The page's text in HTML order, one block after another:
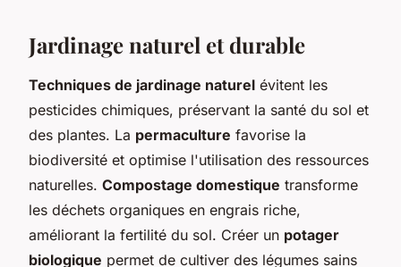
Jardinage naturel et durable
Techniques de jardinage naturel évitent les
pesticides chimiques, préservant la santé du sol et
des plantes. La permaculture favorise la
biodiversité et optimise l'utilisation des ressources
naturelles. Compostage domestique transforme
les déchets organiques en engrais riche,
améliorant la fertilité du sol. Créer un potager
biologique permet de cultiver des légumes sains